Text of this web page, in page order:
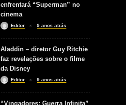
enfrentará “Superman” no
cinema
Editor 9 anos atrás
Aladdin – diretor Guy Ritchie
faz revelações sobre o filme
da Disney
Editor 9 anos atrás
“Vingadores: Guerra Infinita”